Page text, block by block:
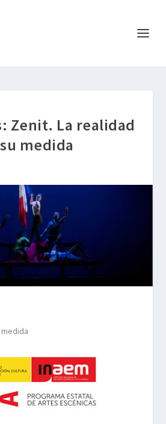
Zenit. La realidad
medida